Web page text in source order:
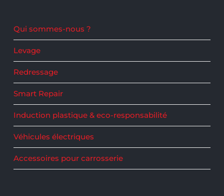
Qui sommes-nous ?
Levage
Redressage
Smart Repair
Induction plastique & eco-responsabilité
Véhicules électriques
Accessoires pour carrosserie